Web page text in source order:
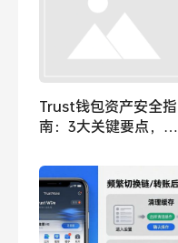
Trust钱包资产安全指
南：3大关键要点，助
险